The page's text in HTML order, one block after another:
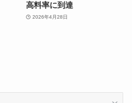
高料率に到達
2026年4月28日